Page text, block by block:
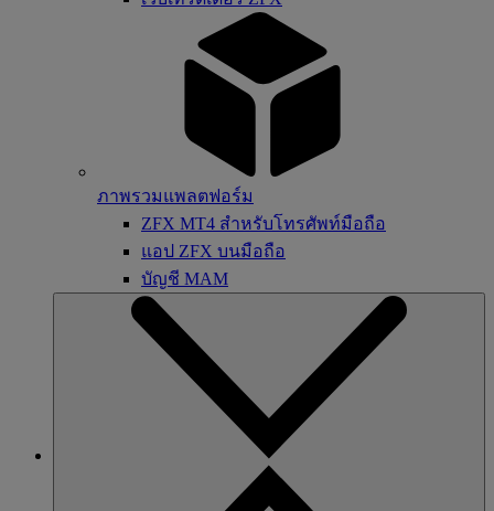
ภาพรวมแพลตฟอร์ม
ZFX MT4 สำหรับโทรศัพท์มือถือ
แอป ZFX บนมือถือ
บัญชี MAM